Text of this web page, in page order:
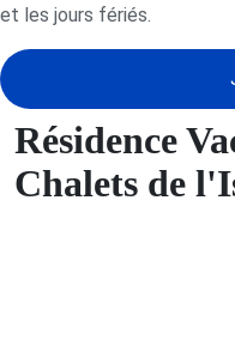
et les jours fériés.
Résidence
Chalets de